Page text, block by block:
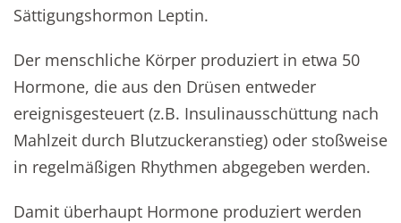
Sättigungshormon Leptin.
Der menschliche Körper produziert in etwa 50
Hormone, die aus den Drüsen entweder
ereignisgesteuert (z.B. Insulinausschüttung nach
Mahlzeit durch Blutzuckeranstieg) oder stoßweise
in regelmäßigen Rhythmen abgegeben werden.
Damit überhaupt Hormone produziert werden